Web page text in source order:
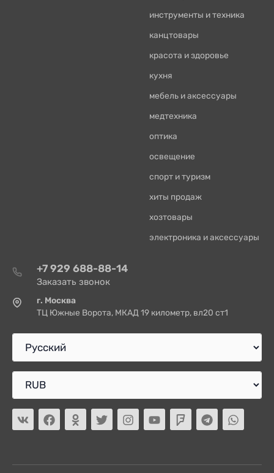
инструменты и техника
канцтовары
красота и здоровье
кухня
мебель и аксессуары
медтехника
оптика
освещение
спорт и туризм
хиты продаж
хозтовары
электроника и аксессуары
+7 929 688-88-14
Заказать звонок
г. Москва
ТЦ Южные Ворота, МКАД 19 километр, вл20 ст1